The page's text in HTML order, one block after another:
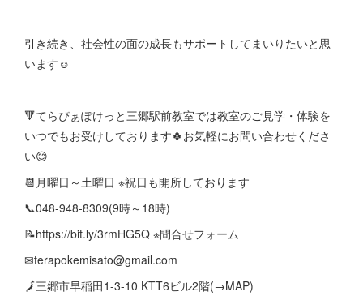
引き続き、社会性の面の成長もサポートしてまいりたいと思
います☺
🔻てらぴぁぽけっと三郷駅前教室では教室のご見学・体験を
いつでもお受けしております🍀お気軽にお問い合わせくださ
い😊
📆月曜日～土曜日 ※祝日も開所しております
📞048-948-8309(9時～18時)
📝https://bit.ly/3rmHG5Q ※問合せフォーム
✉terapokemisato@gmail.com
🗾三郷市早稲田1-3-10 KTT6ビル2階(→MAP)